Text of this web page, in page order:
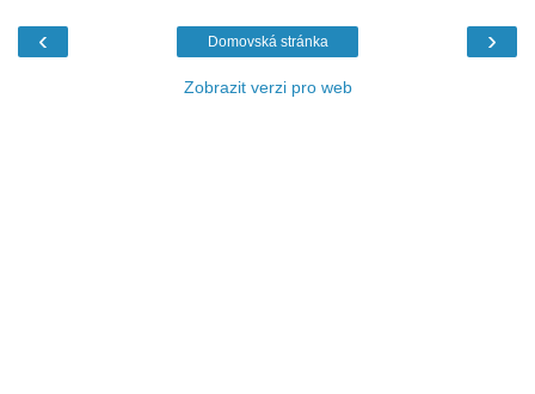
‹ ›
Domovská stránka
Zobrazit verzi pro web